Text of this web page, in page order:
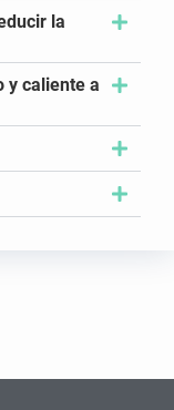
la
y caliente a